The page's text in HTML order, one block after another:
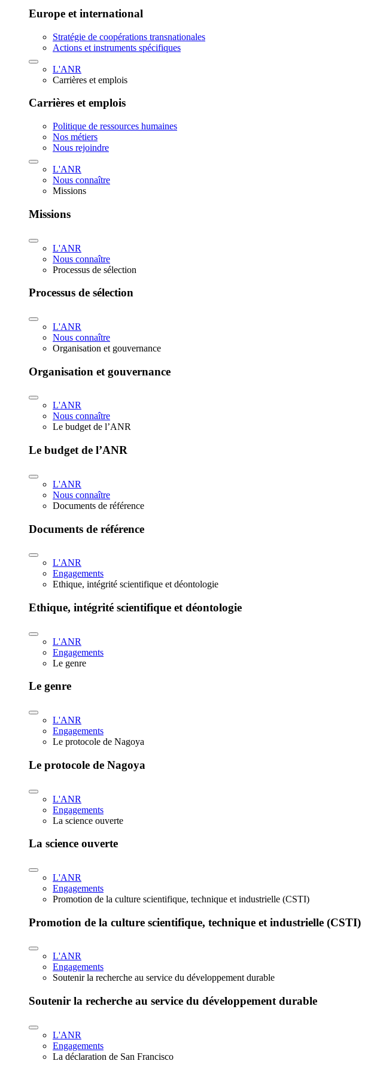
Europe et international
Stratégie de coopérations transnationales
Actions et instruments spécifiques
L'ANR
Carrières et emplois
Carrières et emplois
Politique de ressources humaines
Nos métiers
Nous rejoindre
L'ANR
Nous connaître
Missions
Missions
L'ANR
Nous connaître
Processus de sélection
Processus de sélection
L'ANR
Nous connaître
Organisation et gouvernance
Organisation et gouvernance
L'ANR
Nous connaître
Le budget de l’ANR
Le budget de l’ANR
L'ANR
Nous connaître
Documents de référence
Documents de référence
L'ANR
Engagements
Ethique, intégrité scientifique et déontologie
Ethique, intégrité scientifique et déontologie
L'ANR
Engagements
Le genre
Le genre
L'ANR
Engagements
Le protocole de Nagoya
Le protocole de Nagoya
L'ANR
Engagements
La science ouverte
La science ouverte
L'ANR
Engagements
Promotion de la culture scientifique, technique et industrielle (CSTI)
Promotion de la culture scientifique, technique et industrielle (CSTI)
L'ANR
Engagements
Soutenir la recherche au service du développement durable
Soutenir la recherche au service du développement durable
L'ANR
Engagements
La déclaration de San Francisco